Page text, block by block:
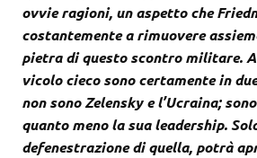
ovvie ragioni, un aspetto che
costantemente a rimuovere
pietra di questo scontro militare.
vicolo cieco sono certamente in
non sono Zelensky e l’Ucraina;
quanto meno la sua leadership.
defenestrazione di quella, potrà